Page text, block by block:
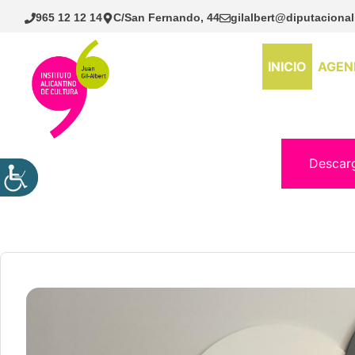
Saltar
965 12 12 14 C/San Fernando, 44
INICIO